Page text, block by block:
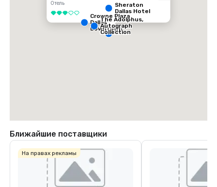
Отель
3 из 5
Sheraton
Dallas Hotel
Crowne Plaza
Dallas
Downtown
The Adolphus,
Autograph
Collection
Ближайшие поставщики
На правах рекламы